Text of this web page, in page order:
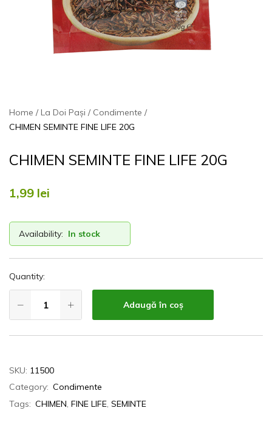
Home La Doi Pași
Condimente
CHIMEN SEMINTE FINE LIFE 20G
CHIMEN SEMINTE FINE LIFE 20G
1,99 lei
Availability: In stock
Quantity:
Adaugă în coș
SKU: 11500
Category: Condimente
Tags: CHIMEN, FINE LIFE, SEMINTE